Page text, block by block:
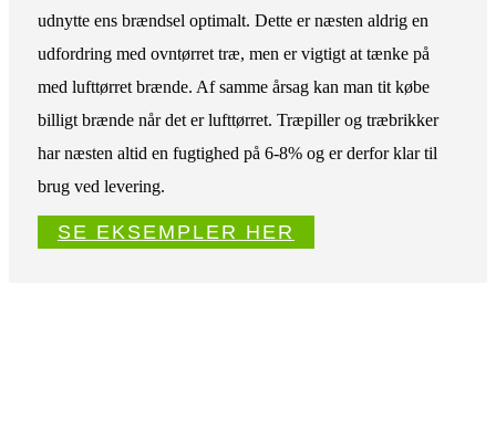
udnytte ens brændsel optimalt. Dette er næsten aldrig en
udfordring med ovntørret træ, men er vigtigt at tænke på
med lufttørret brænde. Af samme årsag kan man tit købe
billigt brænde når det er lufttørret. Træpiller og træbrikker
har næsten altid en fugtighed på 6-8% og er derfor klar til
brug ved levering.
SE EKSEMPLER HER